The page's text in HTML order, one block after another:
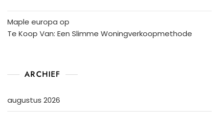
Maple europa op
Te Koop Van: Een Slimme Woningverkoopmethode
ARCHIEF
augustus 2026